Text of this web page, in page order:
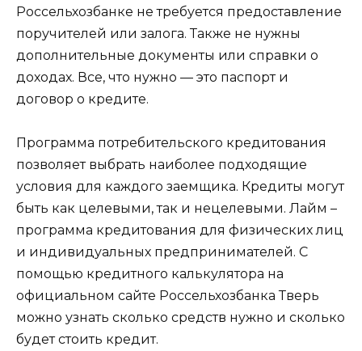
Россельхозбанке не требуется предоставление
поручителей или залога. Также не нужны
дополнительные документы или справки о
доходах. Все, что нужно — это паспорт и
договор о кредите.
Программа потребительского кредитования
позволяет выбрать наиболее подходящие
условия для каждого заемщика. Кредиты могут
быть как целевыми, так и нецелевыми. Лайм –
программа кредитования для физических лиц
и индивидуальных предпринимателей. С
помощью кредитного калькулятора на
официальном сайте Россельхозбанка Тверь
можно узнать сколько средств нужно и сколько
будет стоить кредит.